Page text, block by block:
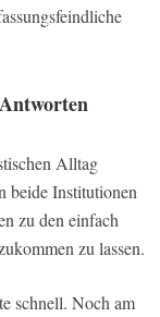
Alltag
beide Institutionen
zu den einfach
zu lassen.
schnell. Noch am